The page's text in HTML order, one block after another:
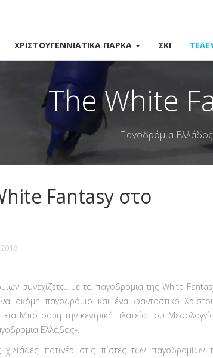
ΧΡΙΣΤΟΥΓΕΝΝΙΆΤΙΚΑ ΠΆΡΚΑ ΣΚΙ
The White
Παγοδρόμια Ελλάδος
Fantasy στο
συνεχίζεται με τα παγοδρόμια της White
ακόμη παγοδρόμιο και ένα φανταστικό
Μπότσαρη την κεντρική πλατεία του
Ελλάδος».
πατινέρ στις πίστες των παγοδρομίων